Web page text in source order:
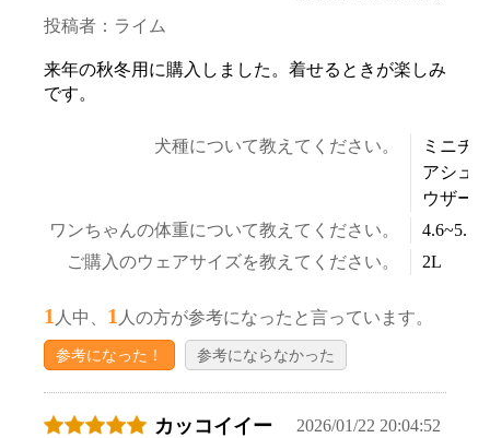
投稿者：ライム
来年の秋冬用に購入しました。着せるときが楽しみ
です。
犬種について教えてください。
ミニチ
アシュ
ウザー
ワンちゃんの体重について教えてください。
ご購入のウェアサイズを教えてください。
2L
1 人中、 1 人の方が参考になったと言っています。
参考になった！ 参考にならなかった
カッコイイー
2026/01/22 20:04:52